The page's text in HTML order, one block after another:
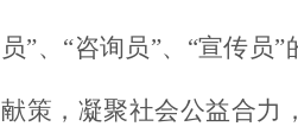
员”、“咨询员”、“宣传员
献策，凝聚社会公益合力